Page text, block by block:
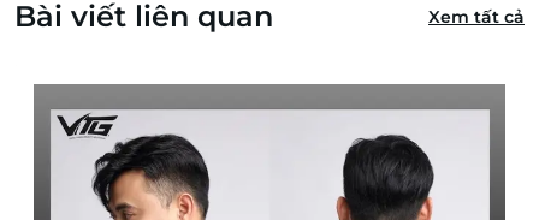
Bài viết liên quan Xem tất cả